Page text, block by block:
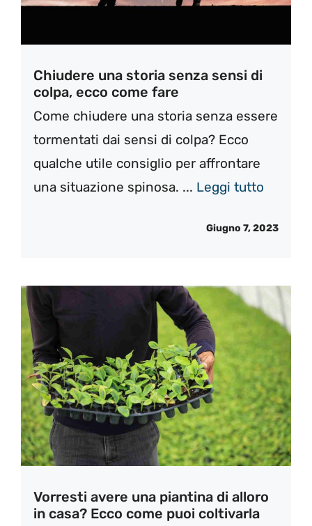
Chiudere una storia senza sensi di
colpa, ecco come fare
Come chiudere una storia senza essere
tormentati dai sensi di colpa? Ecco
qualche utile consiglio per affrontare
una situazione spinosa. ... Leggi tutto
Giugno 7, 2023
Vorresti avere una piantina di alloro
in casa? Ecco come puoi coltivarla